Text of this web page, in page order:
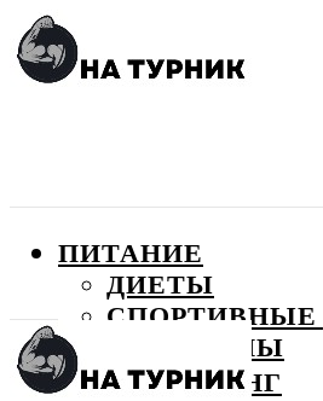
ПИТАНИЕ
ДИЕТЫ
СПОРТИВНЫЕ
ВИТАМИНЫ
БОДИБИЛДИНГ